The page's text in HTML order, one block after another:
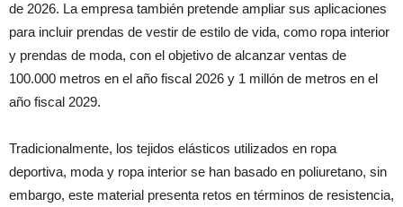
de 2026. La empresa también pretende ampliar sus aplicaciones
para incluir prendas de vestir de estilo de vida, como ropa interior
y prendas de moda, con el objetivo de alcanzar ventas de
100.000 metros en el año fiscal 2026 y 1 millón de metros en el
año fiscal 2029.
Tradicionalmente, los tejidos elásticos utilizados en ropa
deportiva, moda y ropa interior se han basado en poliuretano, sin
embargo, este material presenta retos en términos de resistencia,